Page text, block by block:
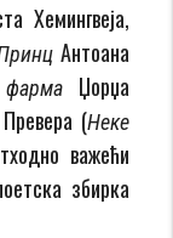
Хемингвеја,
Антоана
Џорџа
(Неке
важећи
збирка